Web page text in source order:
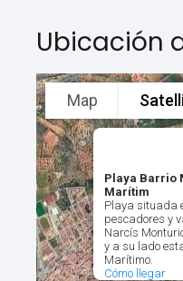
Ubicación
Playa Barrio
Marítim
Playa situada
pescadores y
Narcís
y a su lado
Marítimo.
Cómo llegar
Map